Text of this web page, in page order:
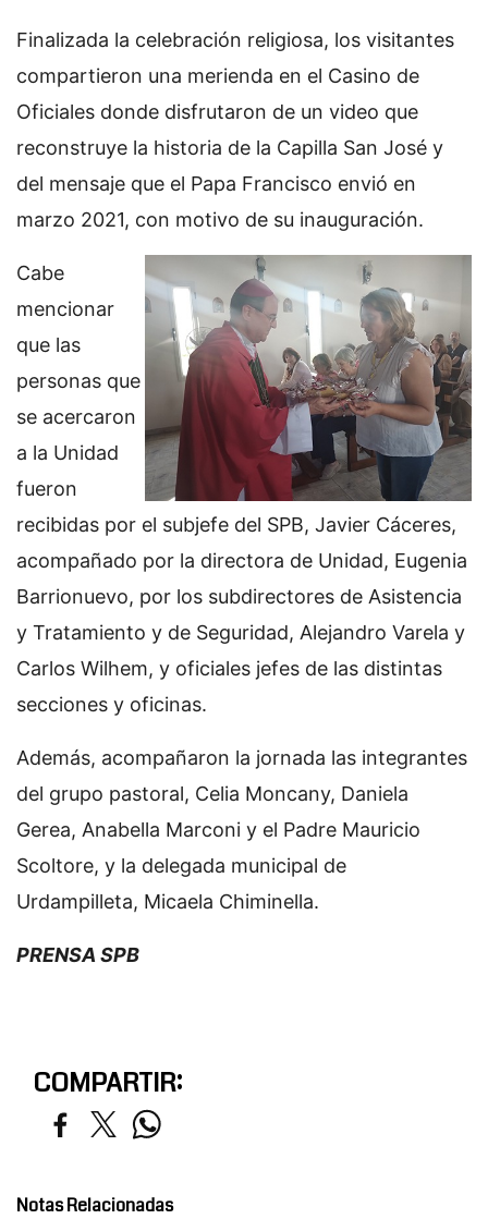
Finalizada la celebración religiosa, los visitantes
compartieron una merienda en el Casino de
Oficiales donde disfrutaron de un video que
reconstruye la historia de la Capilla San José y
del mensaje que el Papa Francisco envió en
marzo 2021, con motivo de su inauguración.
Cabe
mencionar
que las
personas que
se acercaron
a la Unidad
fueron
recibidas por el subjefe del SPB, Javier Cáceres,
acompañado por la directora de Unidad, Eugenia
Barrionuevo, por los subdirectores de Asistencia
y Tratamiento y de Seguridad, Alejandro Varela y
Carlos Wilhem, y oficiales jefes de las distintas
secciones y oficinas.
Además, acompañaron la jornada las integrantes
del grupo pastoral, Celia Moncany, Daniela
Gerea, Anabella Marconi y el Padre Mauricio
Scoltore, y la delegada municipal de
Urdampilleta, Micaela Chiminella.
PRENSA SPB
COMPARTIR:
Notas Relacionadas